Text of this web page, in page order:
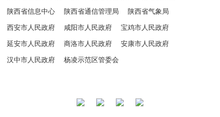
陕西省信息中心 陕西省通信管理局 陕西省气象局
西安市人民政府 咸阳市人民政府 宝鸡市人民政府
延安市人民政府 商洛市人民政府 安康市人民政府
汉中市人民政府 杨凌示范区管委会